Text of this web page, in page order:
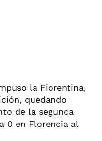
la Fiorentina,
quedando
de la segunda
0 en Florencia al